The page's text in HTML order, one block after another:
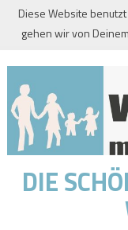
Skip
DIE
Diese Website
gehen wir von